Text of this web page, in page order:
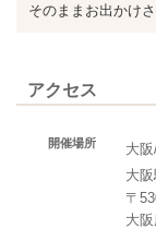
そのままお出かけ
アクセス
開催場所
大
大
〒
大